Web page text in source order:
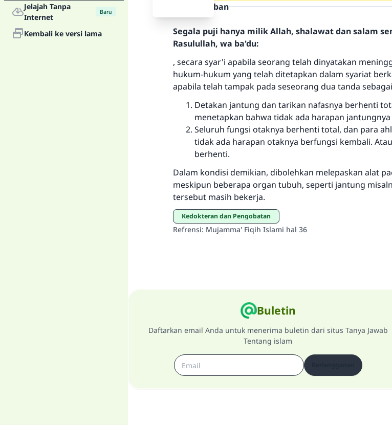
Jelajah Tanpa
Internet
Baru
Kembali ke versi lama
Teks Jawaban
Segala puji hanya milik Allah, shalawat dan salam
Rasulullah, wa ba'du:
, secara syar'i apabila seorang telah dinyatakan
hukum-hukum yang telah ditetapkan dalam syariat
apabila telah tampak pada seseorang dua tanda
Detakan jantung dan tarikan nafasnya berhenti
menetapkan bahwa tidak ada harapan
Seluruh fungsi otaknya berhenti total, dan para
tidak ada harapan otaknya berfungsi kembali.
berhenti.
Dalam kondisi demikian, dibolehkan melepaskan alat
meskipun beberapa organ tubuh, seperti jantung
tersebut masih bekerja.
Kedokteran dan Pengobatan
Refrensi: Mujamma' Fiqih Islami hal 36
Buletin
Daftarkan email Anda untuk menerima buletin dari situs Tanya Jawab
Tentang islam
Jawaban no. 110845
Bantu kami dalam memberikan
Rasulullah ﷺ bersabda
mendapatkan pahala yang sama
melakukannya"
MUSLIM, 1893
Saham